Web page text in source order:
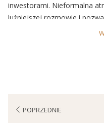
inwestorami. Nieformalna
luźniejszej rozmowie i
ramami biurowymi. Dzięki
potencjalnychpartnerstw
POPRZEDNIE